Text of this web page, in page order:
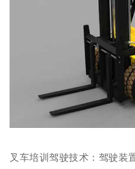
叉车培训驾驶技术：驾驶装